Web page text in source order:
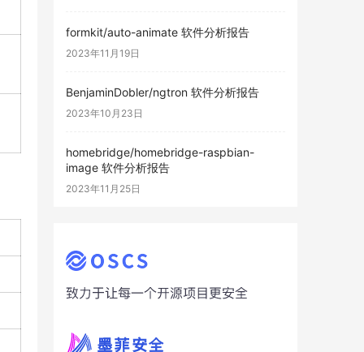
formkit/auto-animate 软件分析报告
2023年11月19日
BenjaminDobler/ngtron 软件分析报告
2023年10月23日
homebridge/homebridge-raspbian-
image 软件分析报告
2023年11月25日